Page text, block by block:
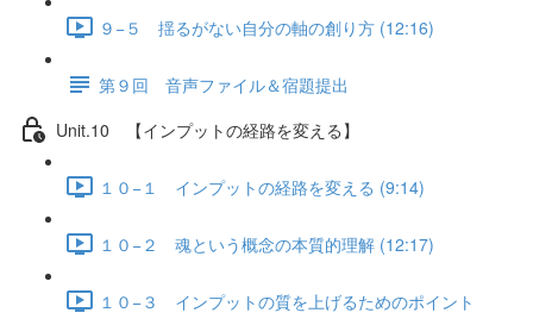
９−５ 揺るがない自分の軸の創り方 (12:16)
第９回 音声ファイル＆宿題提出
Unit.10 【インプットの経路を変える】
１０−１ インプットの経路を変える (9:14)
１０−２ 魂という概念の本質的理解 (12:17)
１０−３ インプットの質を上げるためのポイント